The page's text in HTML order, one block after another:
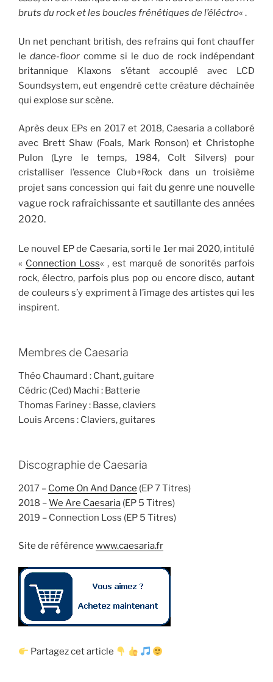
bruts du rock et les boucles frénétiques de l’éléctro« .
Un net penchant british, des refrains qui font chauffer
le dance-floor comme si le duo de rock indépendant
britannique Klaxons s’étant accouplé avec LCD
Soundsystem, eut engendré cette créature déchaînée
qui explose sur scène.
Après deux EPs en 2017 et 2018, Caesaria a collaboré
avec Brett Shaw (Foals, Mark Ronson) et Christophe
Pulon (Lyre le temps, 1984, Colt Silvers) pour
cristalliser l’essence Club+Rock dans un troisième
projet sans concession qui faitdu genre une nouvelle
vague rock rafraîchissante et sautillante des années
2020.
Le nouvel EP de Caesaria, sorti le 1er mai 2020, intitulé
« Connection Loss« , est marqué de sonorités parfois
rock, électro, parfois plus pop ou encore disco, autant
de couleurs s’y expriment à l’image des artistes qui les
inspirent.
Membres de Caesaria
Théo Chaumard : Chant, guitare
Cédric (Ced) Machi : Batterie
Thomas Fariney : Basse, claviers
Louis Arcens : Claviers, guitares
Discographie de Caesaria
2017 – Come On And Dance (EP 7 Titres)
2018 –We Are Caesaria (EP 5 Titres)
2019 – Connection Loss (EP 5 Titres)
Site de référence www.caesaria.fr
Partagez cet article